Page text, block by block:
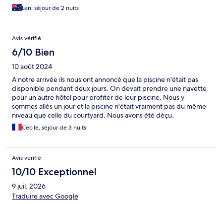
Len, séjour de 2 nuits
Avis vérifié
6/10 Bien
10 août 2024
A notre arrivée ils nous ont annoncé que la piscine n'était pas
disponible pendant deux jours. On devait prendre une navette
pour un autre hôtel pour profiter de leur piscine. Nous y
sommes allés un jour et la piscine n'était vraiment pas du même
niveau que celle du courtyard. Nous avons été déçu.
Cecile, séjour de 3 nuits
Avis vérifié
10/10 Exceptionnel
9 juil. 2026
Traduire avec Google